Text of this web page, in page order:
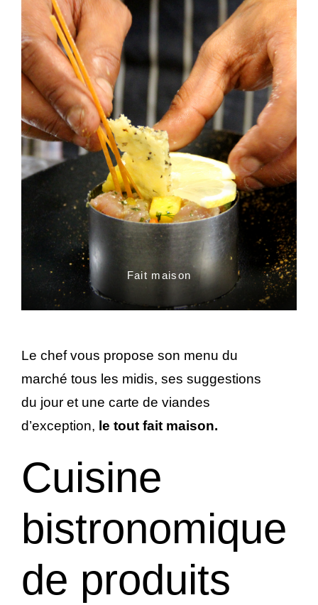
Fait maison
Le chef vous propose son menu du
marché tous les midis, ses suggestions
du jour et une carte de viandes
d’exception, le tout fait maison.
Cuisine
bistronomique
de produits